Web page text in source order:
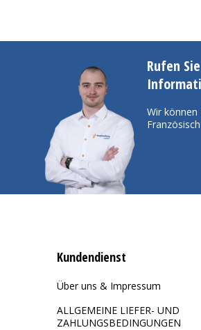
Rufen
Wir können
Kundendienst
Über uns & Impressum
ALLGEMEINE LIEFER- UND
ZAHLUNGSBEDINGUNGEN